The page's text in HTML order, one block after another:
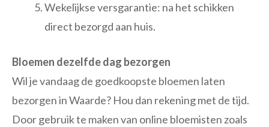
Wekelijkse versgarantie: na het schikken
direct bezorgd aan huis.
Bloemen dezelfde dag bezorgen
Wil je vandaag de goedkoopste bloemen laten
bezorgen in Waarde? Hou dan rekening met de tijd.
Door gebruik te maken van online bloemisten zoals